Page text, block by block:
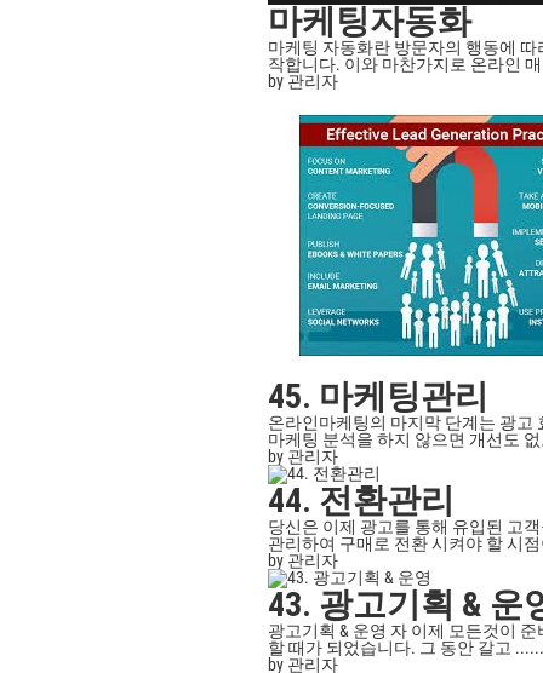
마케팅자동화
마케팅 자동화란 방문자의 행동에
작합니다. 이와 마찬가지로 온라인
by 관리자
45. 마케팅관리
온라인마케팅의 마지막 단계는 광고
마케팅 분석을 하지 않으면 개선도
by 관리자
44. 전환관리
당신은 이제 광고를 통해 유입된 고
관리하여 구매로 전환 시켜야 할 시
by 관리자
43. 광고기획 & 운
광고기획 & 운영 자 이제 모든것이
할 때가 되었습니다. 그 동안 갈고 ......
by 관리자